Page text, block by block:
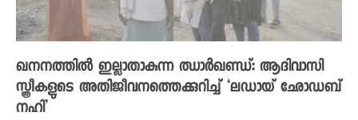
ഖനനത്തിൽ ഇല്ലാതാകുന്ന ഝാർഖണ്ഡ്: ആദിവാസി
സ്ത്രീകളുടെ അതിജീവനത്തെക്കുറിച്ച് ‘ലഡായ് ഛോഡബ്
നഹി’